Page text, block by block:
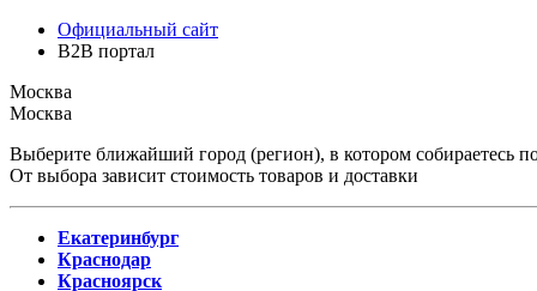
Официальный сайт
B2B портал
Москва
Москва
Выберите ближайший город (регион), в котором собираетесь
От выбора зависит стоимость товаров и доставки
Екатеринбург
Краснодар
Красноярск